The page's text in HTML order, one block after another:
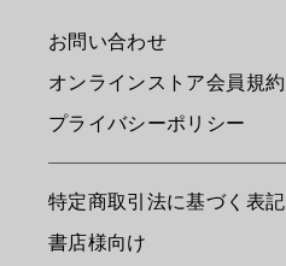
お問い合わせ
オンラインストア会員規約
プライバシーポリシー
特定商取引法に基づく表記
書店様向け